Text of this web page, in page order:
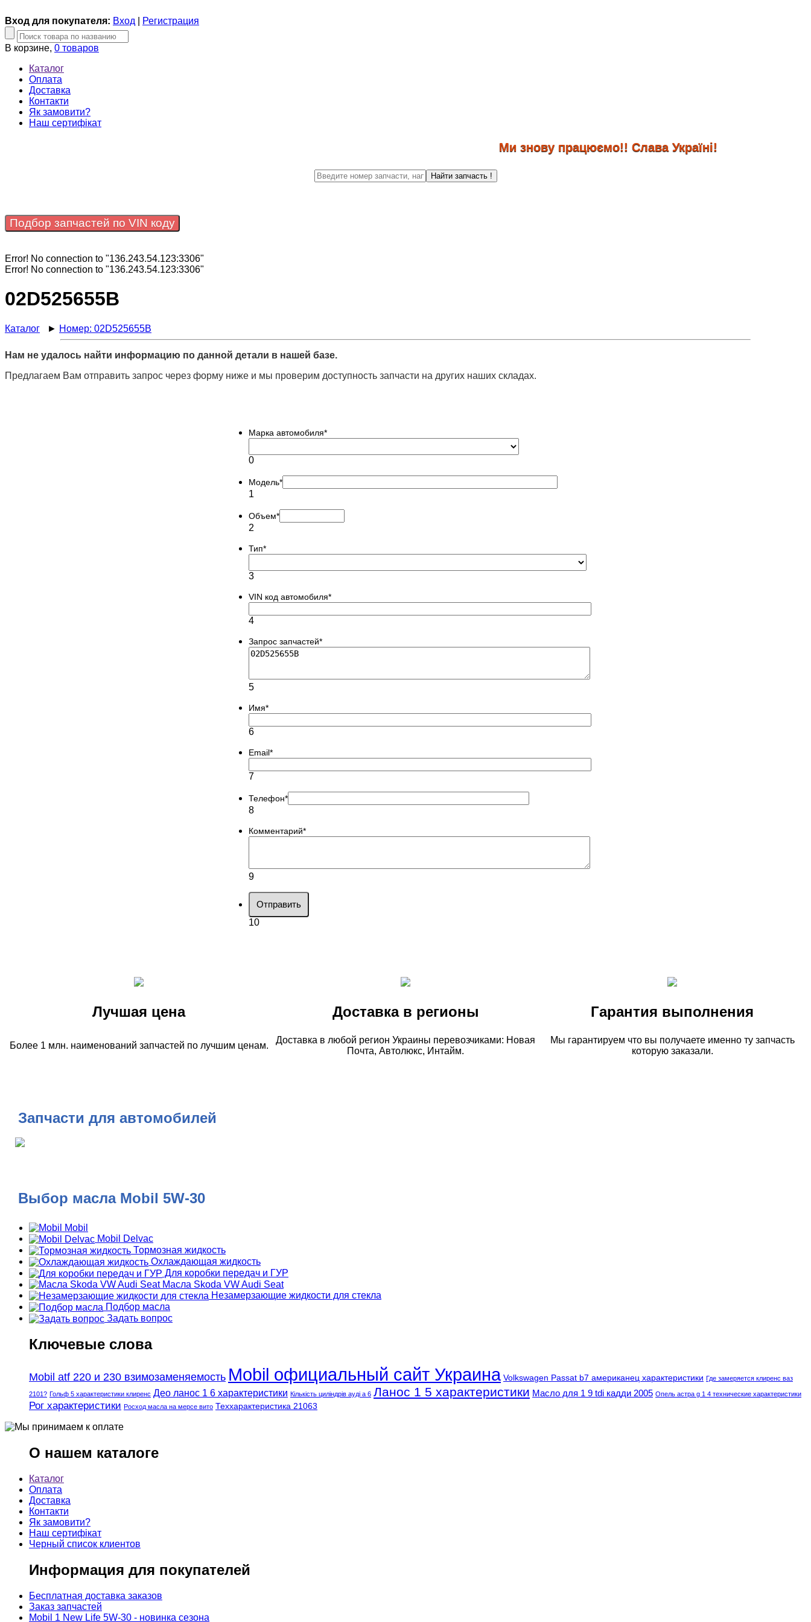
Вход для покупателя: Вход Регистрация
В корзине, 0 товаров
Каталог
Оплата
Доставка
Контакти
Як замовити?
Наш сертифікат
Ми знову працюємо!! Слава Україні!
Найти запчасть !
Подбор запчастей по VIN коду
Error! No connection to "136.243.54.123:3306"
Error! No connection to "136.243.54.123:3306"
02D525655B
Каталог ► Номер: 02D525655B
Нам не удалось найти информацию по данной детали в нашей базе.
Предлагаем Вам отправить запрос через форму ниже и мы проверим доступность запчасти на других наших складах.
Марка автомобиля*
0
Модель*
1
Объем*
2
Тип*
3
VIN код автомобиля*
4
Запрос запчастей*
5
Имя*
6
Email*
7
Телефон*
8
Комментарий*
9
Отправить
10
Лучшая цена Доставка в регионы Гарантия выполнения
Более 1 млн. наименований запчастей по лучшим ценам.
Доставка в любой регион Украины перевозчиками: Новая
Почта, Автолюкс, Интайм.
Мы гарантируем что вы получаете именно ту запчасть
которую заказали.
Запчасти для автомобилей
Выбор масла Mobil 5W-30
Mobil
Mobil Delvac
Тормозная жидкость
Охлаждающая жидкость
Для коробки передач и ГУР
Масла Skoda VW Audi Seat
Незамерзающие жидкости для стекла
Подбор масла
Задать вопрос
Ключевые слова
Mobil atf 220 и 230 взимозаменяемость Mobil официальный сайт Украина Volkswagen Passat b7 американец характеристики Где замеряется клиренс ваз
2101? Гольф 5 характеристики клиренс Део ланос 1 6 характеристики Кількість циліндрів ауді а 6 Ланос 1 5 характеристики Масло для 1 9 tdi кадди 2005 Опель астра g 1 4 технические характеристики
Рог характеристики Росход масла на мерсе вито Теххарактеристика 21063
О нашем каталоге
Каталог
Оплата
Доставка
Контакти
Як замовити?
Наш сертифікат
Черный список клиентов
Информация для покупателей
Бесплатная доставка заказов
Заказ запчастей
Mobil 1 New Life 5W-30 - новинка сезона